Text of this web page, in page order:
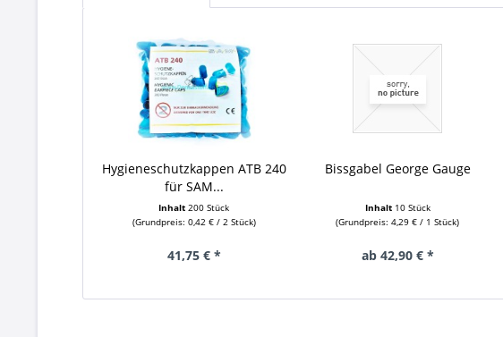
Hygieneschutzkappen ATB 240
für SAM...
Inhalt200 Stück
(Grundpreis: 0,42 € / 2 Stück)
41,75 € *
Bissgabel George Gauge
Inhalt 10 Stück
(Grundpreis: 4,29 € / 1 Stück)
ab 42,90 € *